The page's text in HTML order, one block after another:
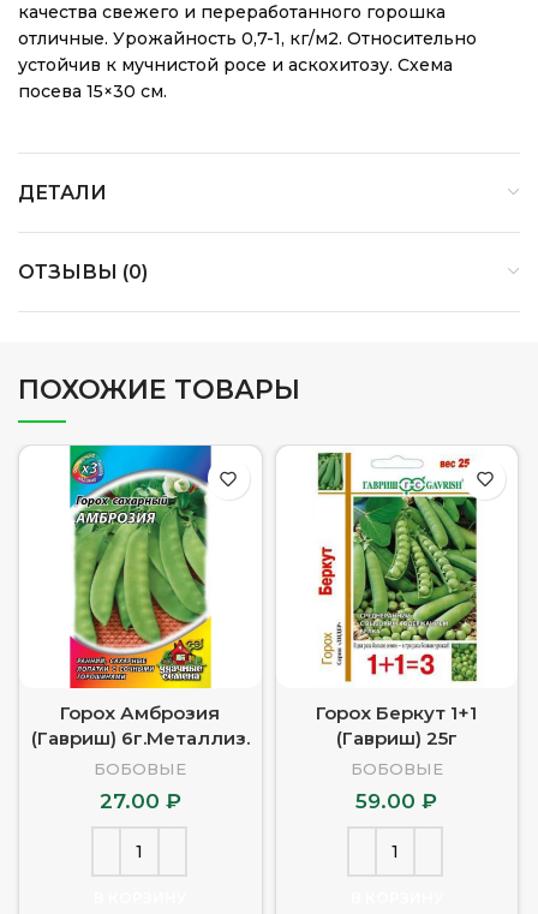
качества свежего и переработанного горошка
отличные. Урожайность 0,7-1, кг/м2. Относительно
устойчив к мучнистой росе и аскохитозу. Схема
посева 15×30 см.
ДЕТАЛИ
ОТЗЫВЫ (0)
ПОХОЖИЕ ТОВАРЫ
Горох Амброзия
(Гавриш) 6г.Металлиз.
БОБОВЫЕ
27.00 ₽
Горох Беркут 1+1
(Гавриш) 25г
БОБОВЫЕ
59.00₽